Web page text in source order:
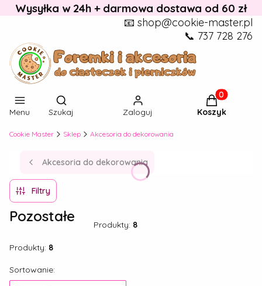
Wysyłka w 24h + darmowa dostawa od 60 zł
📧 shop@cookie-master.pl
📞 737 728 276
Menu
Otwórz wyszukiwarkę
Szukaj Zaloguj
Produkty w
Koszyk
Cookie Master Sklep Akcesoria do dekorowania
Akcesoria do dekorowania
Filtry
Pozostałe Produkty: 8
Produkty: 8
Lista produktów
Sortowanie: